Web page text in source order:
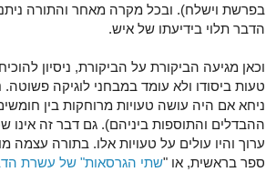
בפרשת וישלח). ובכל מקרה מאחר והתורה
הדבר תלוי בידיעתו של איש.
וכאן מגיעה הביקורת על הביקורת, ניסיון
טעות ביסודו ולא עומד במבחני לוגיקה
ניחא אם היה עושה טעויות מרוחקות בין
ההבדלים והתוספות ביניהם). גם דבר זה אינו
ערוך והיו עולים על טעויות אלו. בתורה עצמה
ספר בראשית, או "שתי הגרסאות" של עשרת